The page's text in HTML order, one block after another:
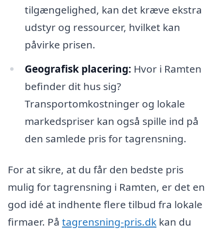
tilgængelighed, kan det kræve ekstra
udstyr og ressourcer, hvilket kan
påvirke prisen.
Geografisk placering: Hvor i Ramten
befinder dit hus sig?
Transportomkostninger og lokale
markedspriser kan også spille ind på
den samlede pris for tagrensning.
For at sikre, at du får den bedste pris
mulig for tagrensning i Ramten, er det en
god idé at indhente flere tilbud fra lokale
firmaer. På tagrensning-pris.dk kan du